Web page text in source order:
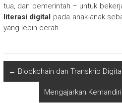
tua, dan pemerintah – untuk
literasi digital pada anak-anak
yang lebih cerah.
← Blockchain dan Transkrip
Mengajarkan